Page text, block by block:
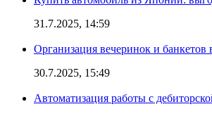
31.7.2025, 14:59
Организация вечеринок и банкетов
30.7.2025, 15:49
Автоматизация работы с